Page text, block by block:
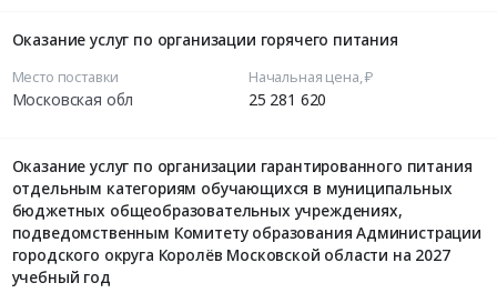
Оказание услуг по организации горячего питания
Место поставки
Московская обл
Начальная цена, ₽
25 281 620
Оказание услуг по организации гарантированного питания
отдельным категориям обучающихся в муниципальных
бюджетных общеобразовательных учреждениях,
подведомственным Комитету образования Администрации
городского округа Королёв Московской области на 2027
учебный год